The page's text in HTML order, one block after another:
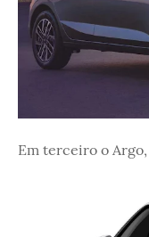
Em terceiro o